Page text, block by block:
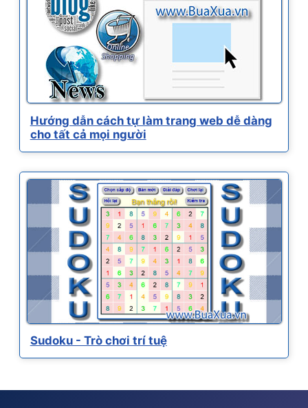
Hướng dẫn cách tự làm trang web dễ dàng
cho tất cả mọi người
Sudoku - Trò chơi trí tuệ